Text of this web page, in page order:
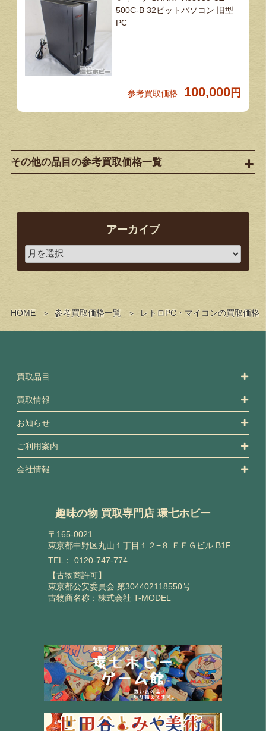
HOME 参考買取価格一覧 レトロPC・マイコンの買取価格
500C-B 32ビットパソコン 旧型
PC
参考買取価格 100,000 円
その他の品目の参考買取価格一覧
アーカイブ
買取品目
買取情報
お知らせ
ご利用案内
会社情報
趣味の物 買取専門店 環七ホビー
〒165-0021
東京都中野区丸山１丁目１２−８ ＥＦＧビル B1F
TEL： 0120-747-774
【古物商許可】
東京都公安委員会 第304402118550号
古物商名称：株式会社 T-MODEL